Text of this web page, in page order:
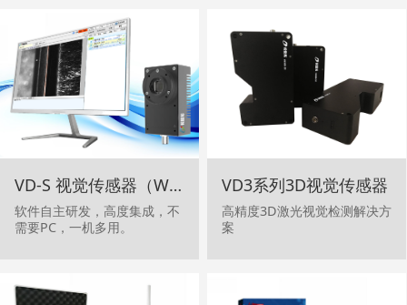
VD-S 视觉传感器（Windows）
软件自主研发，高度集成，不
需要PC，一机多用。
VD3系列3D视觉传感器
高精度3D激光视觉检测解决方
案